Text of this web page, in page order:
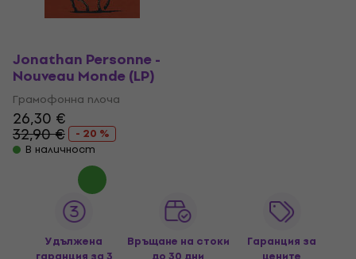
Jonathan Personne -
Nouveau Monde (LP)
Грамофонна плоча
26,30 €
32,90 €
- 20 %
В наличност
Удължена
Връщане на стоки
Гаранция за